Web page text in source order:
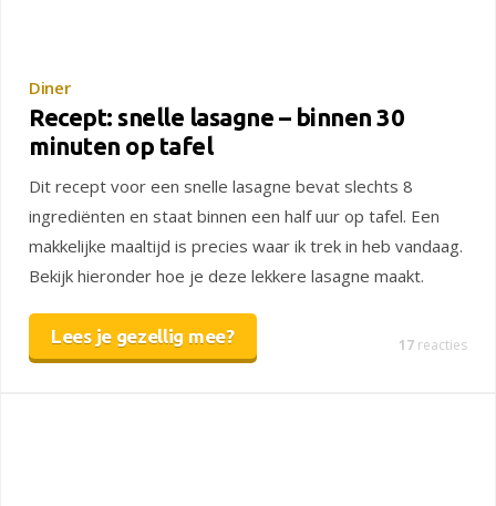
Diner
Recept: snelle lasagne – binnen 30
minuten op tafel
Dit recept voor een snelle lasagne bevat slechts 8
ingrediënten en staat binnen een half uur op tafel. Een
makkelijke maaltijd is precies waar ik trek in heb vandaag.
Bekijk hieronder hoe je deze lekkere lasagne maakt.
Lees je gezellig mee? 17 reacties